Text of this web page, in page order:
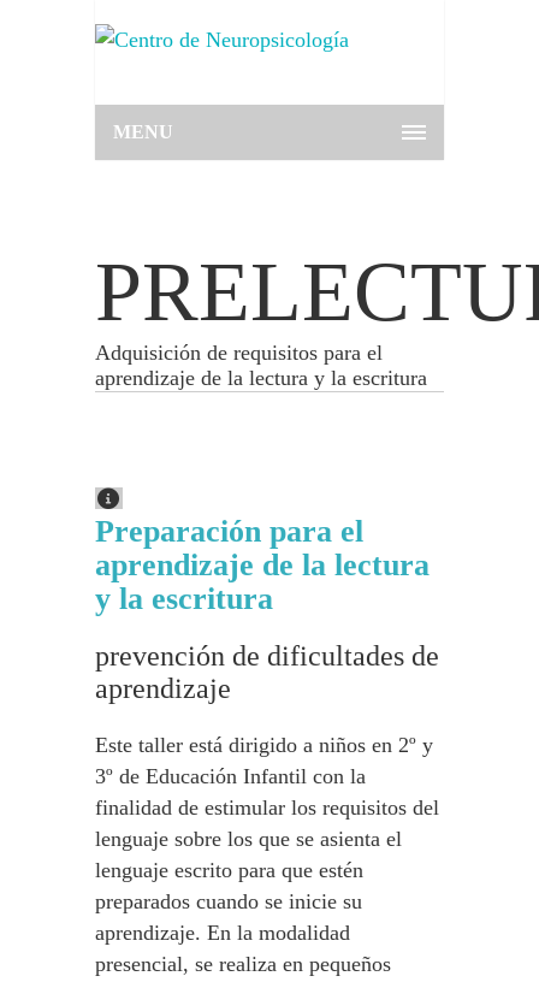
MENU
Adquisición de requisitos para el
aprendizaje de la lectura y la escritura
Preparación para el
aprendizaje de la lectura
y la escritura
prevención de dificultades de
aprendizaje
Este taller está dirigido a niños en 2º y
3º de Educación Infantil con la
finalidad de estimular los requisitos del
lenguaje sobre los que se asienta el
lenguaje escrito para que estén
preparados cuando se inicie su
aprendizaje. En la modalidad
presencial, se realiza en pequeños